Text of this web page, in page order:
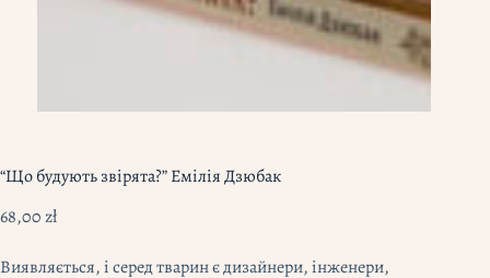
“Що будують звірята?” Емілія Дзюбак
68,00zł
Виявляється, і серед тварин є дизайнери, інженери,